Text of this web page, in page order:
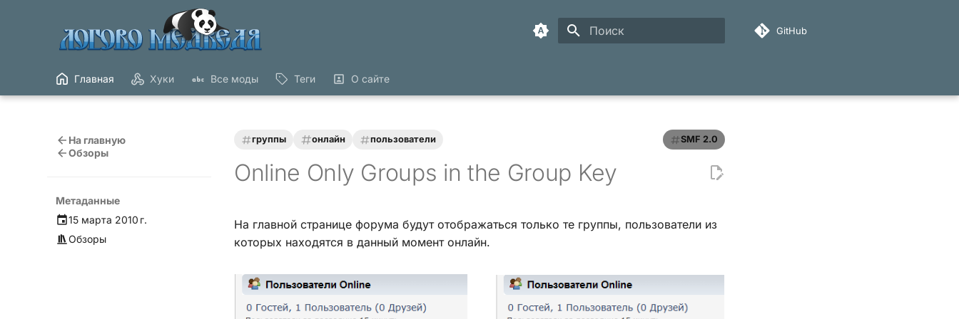
GitHub
Главная Хуки Все моды Теги О сайте
На главную
Обзоры
Метаданные
15 марта 2010 г.
Обзоры
SMF 2.0
группы онлайн пользователи
Online Only Groups in the Group Key
На главной странице форума будут отображаться только те группы, пользователи из
которых находятся в данный момент онлайн.